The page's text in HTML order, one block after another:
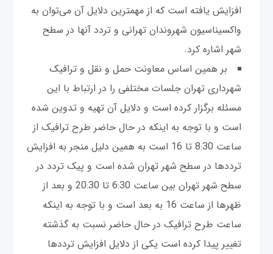
افزایش یافته است که از مهمترین دلایل آن می‌توان به
واکسیناسیون شهروندان تهرانی و تردد آنها در سطح
شهر اشاره کرد.
بر همین اساس معاونت حمل و نقل و ترافیک
شهرداری تهران جلسات مختلفی را در ارتباط با این
مسئله برگزار کرده است و دلایل آن تهیه و تدوین شده
است و با توجه به اینکه در حال حاضر طرح ترافیک از
ساعت 8:30 تا 16 است به همین دلیل منجر به افزایش
ترددها در سطح شهر تهران شده است و پیک تردد در
سطح شهر تهران بین ساعت 6:30 تا 20:30 و بعد از
ظهرها از ساعت 16 به بعد است و با توجه به اینکه
ساعت طرح ترافیک در حال حاضر نسبت به گذشته
تغییر پیدا کرده است یکی از دلایل افزایش ترددها